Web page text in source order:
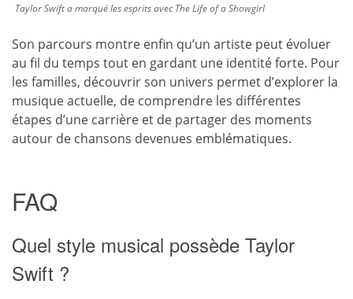
Taylor Swift a marqué les esprits avec The Life of a Showgirl
Son parcours montre enfin qu’un artiste peut évoluer
au fil du temps tout en gardant une identité forte. Pour
les familles, découvrir son univers permet d’explorer la
musique actuelle, de comprendre les différentes
étapes d’une carrière et de partager des moments
autour de chansons devenues emblématiques.
FAQ
Quel style musical possède Taylor
Swift ?